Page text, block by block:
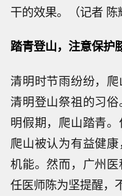
干的效果。（记者 陈
踏青登山，注意保护
清明时节雨纷纷，
清明登山祭祖的习
明假期，爬山踏青。
爬山被认为有益健
机能。然而，广州
任医师陈为坚提醒，